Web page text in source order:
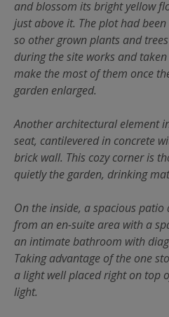
and blossom its bright yellow
just above it. The plot had
so other grown plants and
during the site works and
make the most of them once
garden enlarged.
Another architectural element
seat, cantilevered in concrete
brick wall. This cozy corner is
quietly the garden, drinking
On the inside, a spacious
from an en-suite area with a
an intimate bathroom with
Taking advantage of the one
a light well placed right on top
light.